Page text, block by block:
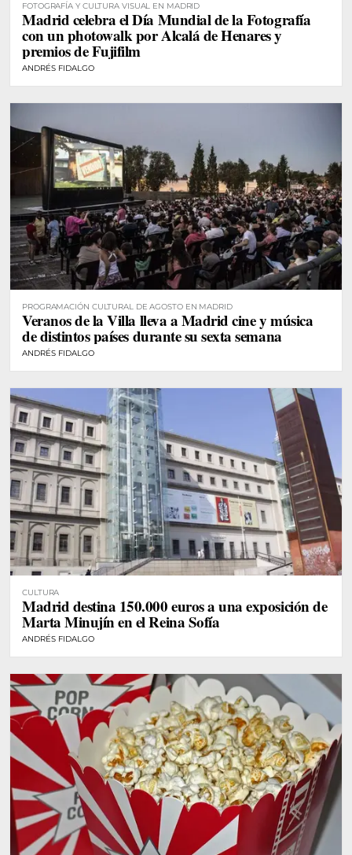
FOTOGRAFÍA Y CULTURA VISUAL EN MADRID
Madrid celebra el Día Mundial de la Fotografía
con un photowalk por Alcalá de Henares y
premios de Fujifilm
ANDRÉS FIDALGO
PROGRAMACIÓN CULTURAL DE AGOSTO EN MADRID
Veranos de la Villa lleva a Madrid cine y música
de distintos países durante su sexta semana
ANDRÉS FIDALGO
CULTURA
Madrid destina 150.000 euros a una exposición de
Marta Minujín en el Reina Sofía
ANDRÉS FIDALGO